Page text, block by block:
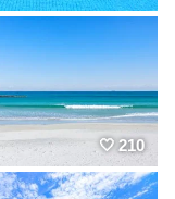
210